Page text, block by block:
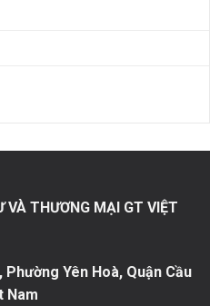
THƯƠNG MẠI GT VIỆT
Yên Hoà, Quận Cầu
Nam